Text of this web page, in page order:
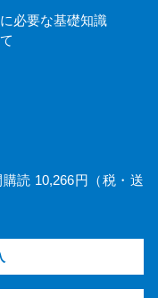
必要な基礎知識
読 10,266円（税・送